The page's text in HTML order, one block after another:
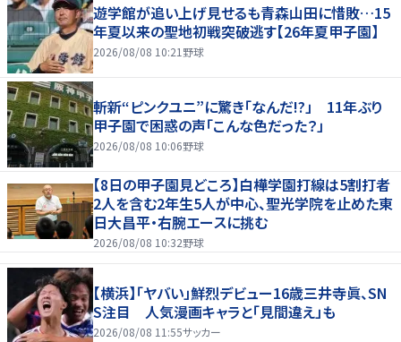
遊学館が追い上げ見せるも青森山田に惜敗…15
年夏以来の聖地初戦突破逃す【26年夏甲子園】
2026/08/08 10:21 野球
斬新“ピンクユニ”に驚き「なんだ!?」 11年ぶり
甲子園で困惑の声「こんな色だった？」
2026/08/08 10:06野球
【8日の甲子園見どころ】白樺学園打線は5割打者
2人を含む2年生5人が中心、聖光学院を止めた東
日大昌平・右腕エースに挑む
2026/08/08 10:32野球
【横浜】「ヤバい」鮮烈デビュー16歳三井寺眞、SN
S注目 人気漫画キャラと「見間違え」も
2026/08/08 11:55サッカー